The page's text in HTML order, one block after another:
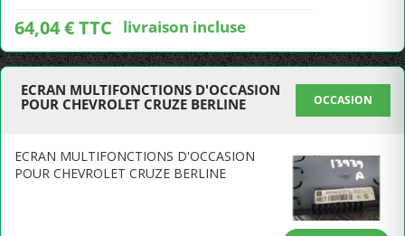
64,04 € TTC livraison incluse
ECRAN MULTIFONCTIONS D'OCCASION
POUR CHEVROLET CRUZE BERLINE
OCCASION
ECRAN MULTIFONCTIONS D'OCCASION
POUR CHEVROLET CRUZE BERLINE